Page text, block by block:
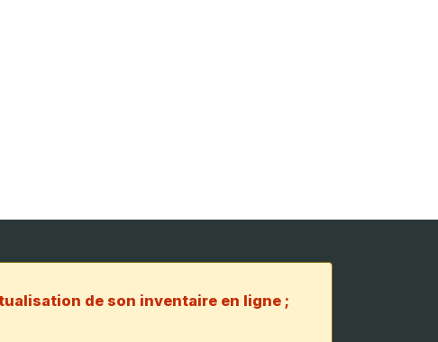
de son inventaire en ligne ;